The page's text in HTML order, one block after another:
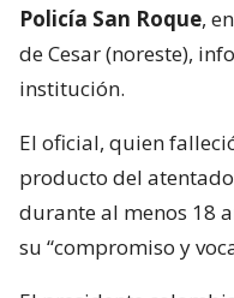
Policía San Roque,
de Cesar (noreste),
institución.
El oficial, quien
producto del
durante al menos 18
su “compromiso y